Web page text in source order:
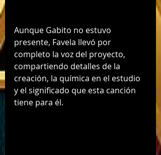
Aunque Gabito no estuvo
presente, Favela llevó por
completo la voz del proyecto,
compartiendo detalles de la
creación, la química en el estudio
y el significado que esta canción
tiene para él.